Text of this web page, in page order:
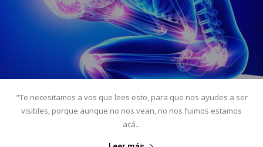
"Te necesitamos a vos que lees esto, para que nos ayudes a ser
visibles, porque aunque no nos vean, no nos fuimos estamos
acá...